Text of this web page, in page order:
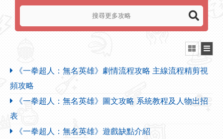
《一拳超人：無名英雄》劇情流程攻略 主線流程精剪視
頻攻略
《一拳超人：無名英雄》圖文攻略 系統教程及人物出招
表
《一拳超人：無名英雄》遊戲缺點介紹